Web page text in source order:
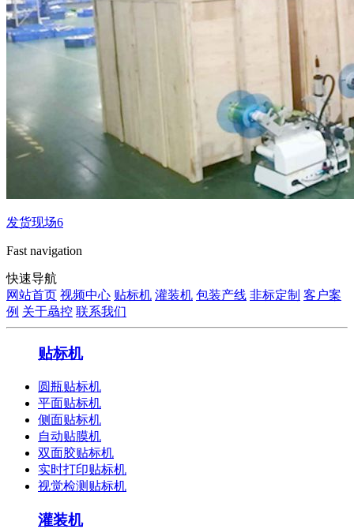
发货现场6
Fast navigation
快速导航
网站首页 视频中心 贴标机 灌装机 包装产线 非标定制 客户案
例 关于骉控 联系我们
贴标机
圆瓶贴标机
平面贴标机
侧面贴标机
自动贴膜机
双面胶贴标机
实时打印贴标机
视觉检测贴标机
灌装机